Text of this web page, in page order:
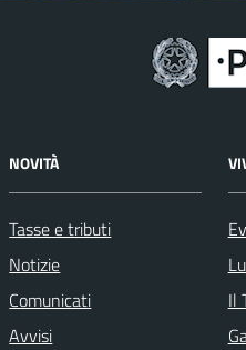
NOVITÀ
Tasse e tributi
Notizie
Comunicati
Avvisi
Il